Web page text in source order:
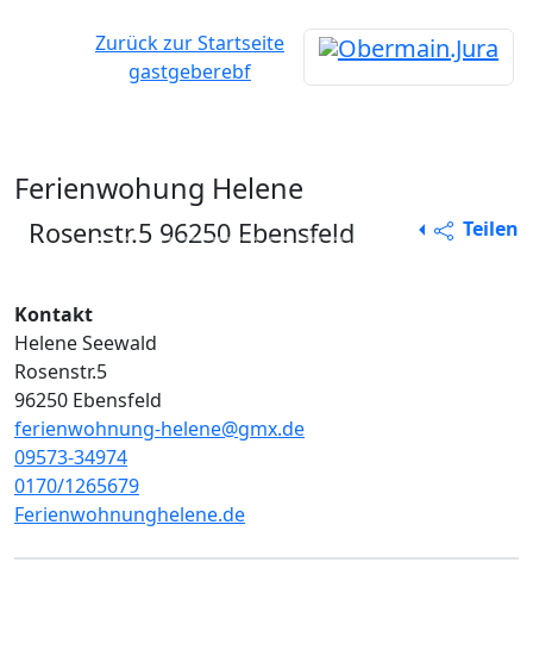
Zurück zur Startseite
gastgeberebf
Ferienwohung Helene
Rosenstr.5 96250 Ebensfeld Teilen
Kontakt
Helene Seewald
Rosenstr.5
96250 Ebensfeld
ferienwohnung-helene@gmx.de
09573-34974
0170/1265679
Ferienwohnunghelene.de